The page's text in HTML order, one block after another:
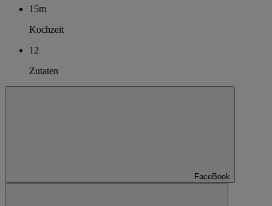
15m
Kochzeit
12
Zutaten
FaceBook